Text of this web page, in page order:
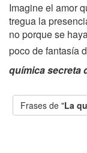
Imagine el amor
tregua la
no porque se
poco de fantasía
química secreta
Frases de "La